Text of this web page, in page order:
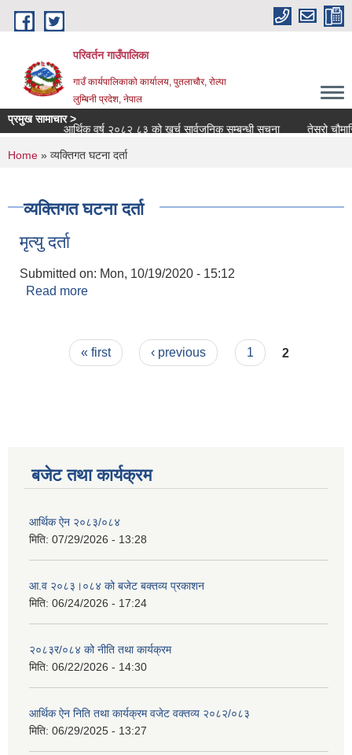
Skip to main content
परिवर्तन गाउँपालिका
गाउँ कार्यपालिकाको कार्यालय, पुतलाचौर, रोल्पा
लुम्बिनी प्रदेश, नेपाल
प्रमुख सामाचार >
आर्थिक वर्ष २०८२ ८३ को खर्च सार्वजनिक सम्बन्धी सूचना तेस्रो चौमासिक
You are here
Home » व्यक्तिगत घटना दर्ता
व्यक्तिगत घटना दर्ता
मृत्यु दर्ता
Submitted on: Mon, 10/19/2020 - 15:12
Read more
Pages« first ‹ previous 1 2
बजेट तथा कार्यक्रम
आर्थिक ऐन २०८३/०८४
मिति: 07/29/2026 - 13:28
आ.व २०८३।०८४ को बजेट बक्तव्य प्रकाशन
मिति: 06/24/2026 - 17:24
२०८३र/०८४ को नीति तथा कार्यक्रम
मिति: 06/22/2026 - 14:30
आर्थिक ऐन निति तथा कार्यक्रम वजेट वक्तव्य २०८२/०८३
मिति: 06/29/2025 - 13:27